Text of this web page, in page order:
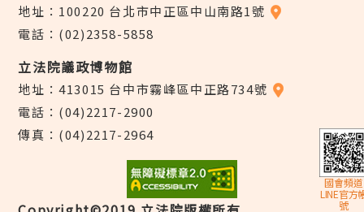
地址：100220 台北市中正區中山南路1號
電話：(02)2358-5858
立法院議政博物館
地址：413015 台中市霧峰區中正路734號
電話：(04)2217-2900
傳真：(04)2217-2964
國會頻道
LINE官方
號